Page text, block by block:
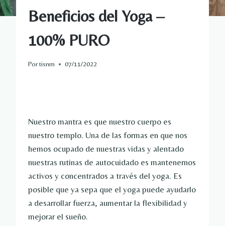
Beneficios del Yoga –
100% PURO
Portisnm 07/11/2022
Nuestro mantra es que nuestro cuerpo es
nuestro templo. Una de las formas en que nos
hemos ocupado de nuestras vidas y alentado
nuestras rutinas de autocuidado es mantenernos
activos y concentrados a través del yoga. Es
posible que ya sepa que el yoga puede ayudarlo
a desarrollar fuerza, aumentar la flexibilidad y
mejorar el sueño.